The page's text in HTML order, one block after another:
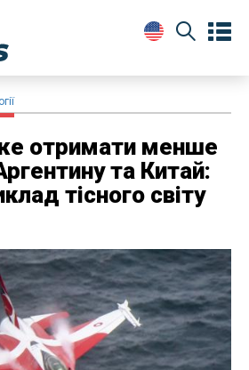
отримати менше
та Китай:
тісного світу